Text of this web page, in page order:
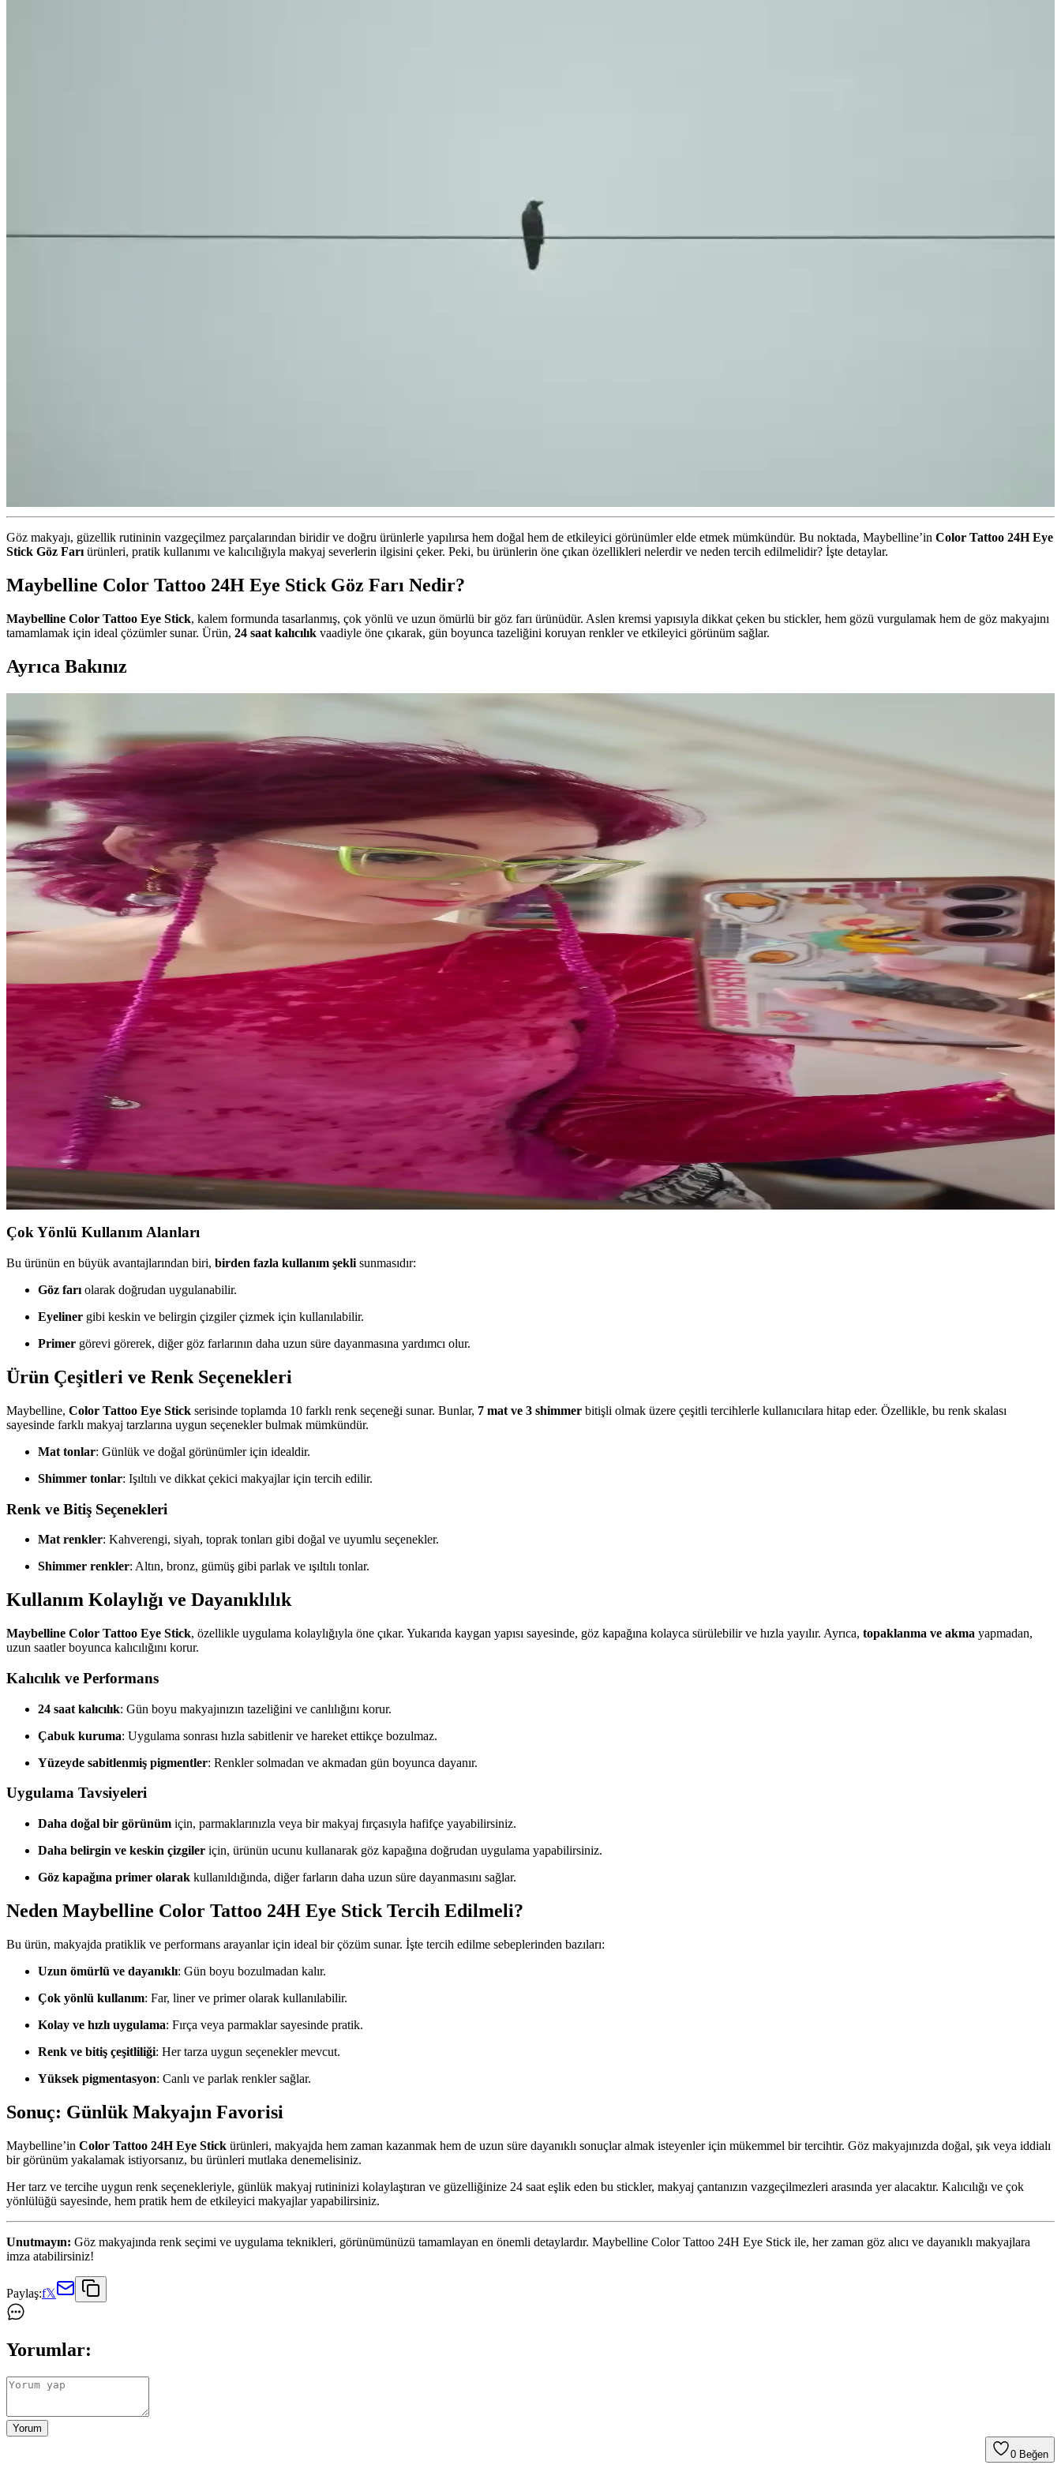
Göz makyajı, güzellik rutininin vazgeçilmez parçalarından biridir ve doğru ürünlerle yapılırsa hem doğal hem de etkileyici görünümler elde etmek mümkündür. Bu noktada, Maybelline’in Color Tattoo 24H Eye
Stick Göz Farıürünleri, pratik kullanımı ve kalıcılığıyla makyaj severlerin ilgisini çeker. Peki, bu ürünlerin öne çıkan özellikleri nelerdir ve neden tercih edilmelidir? İşte detaylar.
Maybelline Color Tattoo 24H Eye Stick Göz Farı Nedir?
Maybelline Color Tattoo Eye Stick, kalem formunda tasarlanmış, çok yönlü ve uzun ömürlü bir göz farı ürünüdür. Aslen kremsi yapısıyla dikkat çeken bu stickler, hem gözü vurgulamak hem de göz makyajını
tamamlamak için ideal çözümler sunar. Ürün, 24 saat kalıcılık vaadiyle öne çıkarak, gün boyunca tazeliğini koruyan renkler ve etkileyici görünüm sağlar.
Ayrıca Bakınız
Yaşlı Ciltlerde Makyajın Kırışıklıklara Yerleşmesini Önleme Yöntemleri ve Ürün Seçimi
Yaşlanma ile makyajın kırışıklıklara dolması kuru ciltlerde daha belirgindir. Doğru nemlendirme, uygun ürün seçimi ve minimal uygulama teknikleriyle bu sorun azaltılabilir.
Kuru Ciltlerde Makyaj Problemleri ve Çözüm Yöntemleri: hEDS ve Cilt Bariyeri
Kuru cilt ve hEDS gibi durumlarda makyajın topaklanması ve çizgilenmesi sorunları, doğru ürün seçimi ve cilt bakım teknikleriyle önlenebilir. Nemlendirme ve uygun uygulama önemlidir.
Güncel Eyeliner Trendleri ve Popüler Ürünlerin Göz Makyajındaki Rolü
Eyeliner trendleri, yoğun çizgilerden uzaklaşıp doğal ve yumuşak görünüme yöneliyor. Jel ve kalem eyelinerlar, kahverengi tonlar ve göz farı uygulamaları ön planda. Popüler markalar ve teknikler makyajda fark
yaratıyor.
PCOS Kaynaklı Çene Tüyleri ve Cilt Sorunları: Tedavi ve Bakım Yöntemleri
Polikistik Over Sendromu (PCOS) nedeniyle çene bölgesinde oluşan kalın tüyler, batık kıllar ve cilt lekeleri için elektroloji, lazer epilasyon ve uygun cilt bakımı yöntemleri detaylı şekilde ele alınmaktadır.
Gothik Makyajda Siyah ve Koyu Kırmızı Dışında Ruj Kullanımı: Killstar Coven Psychic Poem Örneği
Gothik makyajda klasik siyah ve koyu kırmızı rujların dışında Killstar Coven'in Psychic Poem soğuk pembe tonu, göz makyajını ön plana çıkaran alternatif bir stil sunuyor.
Soğuk Alt Tonlu Açık Tenliler İçin Günlük Dudak Renkleri ve Uygun Ürün Önerileri
Soğuk alt tonlu açık tenliler için pembe, mauve ve nude tonlarında doğal dudak renkleri ve uygun ürünler detaylıca inceleniyor. Günlük kullanımda tercih edilen lip balmlar, rujlar ve glosslar ele alınıyor.
Dijital Kameralarla Işıltılı Makyajın Fotoğraflarda Canlı ve Parlak Görünmesi
Dijital kameralar, metalik ve ışıltılı makyaj ürünlerinin yansımalarını yüksek çözünürlükte yakalayarak makyajın fotoğraflarda canlı ve parlak görünmesini sağlar. Doğru ürün seçimi ve ışıklandırma önemlidir.
Mat Ruj Kullanarak Kaşlarda Canlı Renk ve Yaratıcı Şekillendirme Teknikleri
Mat rujlar, kaşlarda canlı renkler ve doğal görünüm sağlar. Pudra ile sabitleme, kalıcılığı artırır. Kuyruk kısmı şekillendirme gibi yaratıcı tekniklerle kişisel ifade güçlenir.
Çok Yönlü Kullanım Alanları
Bu ürünün en büyük avantajlarından biri, birden fazla kullanım şekli sunmasıdır:
Göz farı olarak doğrudan uygulanabilir.
Eyeliner gibi keskin ve belirgin çizgiler çizmek için kullanılabilir.
Primer görevi görerek, diğer göz farlarının daha uzun süre dayanmasına yardımcı olur.
Ürün Çeşitleri ve Renk Seçenekleri
Maybelline, Color Tattoo Eye Stick serisinde toplamda 10 farklı renk seçeneği sunar. Bunlar, 7 mat ve 3 shimmer bitişli olmak üzere çeşitli tercihlerle kullanıcılara hitap eder. Özellikle, bu renk skalası
sayesinde farklı makyaj tarzlarına uygun seçenekler bulmak mümkündür.
Mat tonlar: Günlük ve doğal görünümler için idealdir.
Shimmer tonlar: Işıltılı ve dikkat çekici makyajlar için tercih edilir.
Renk ve Bitiş Seçenekleri
Mat renkler: Kahverengi, siyah, toprak tonları gibi doğal ve uyumlu seçenekler.
Shimmer renkler: Altın, bronz, gümüş gibi parlak ve ışıltılı tonlar.
Kullanım Kolaylığı ve Dayanıklılık
Maybelline Color Tattoo Eye Stick, özellikle uygulama kolaylığıyla öne çıkar. Yukarıda kaygan yapısı sayesinde, göz kapağına kolayca sürülebilir ve hızla yayılır. Ayrıca, topaklanma ve akma yapmadan,
uzun saatler boyunca kalıcılığını korur.
Kalıcılık ve Performans
24 saat kalıcılık: Gün boyu makyajınızın tazeliğini ve canlılığını korur.
Çabuk kuruma: Uygulama sonrası hızla sabitlenir ve hareket ettikçe bozulmaz.
Yüzeyde sabitlenmiş pigmentler: Renkler solmadan ve akmadan gün boyunca dayanır.
Uygulama Tavsiyeleri
Daha doğal bir görünüm için, parmaklarınızla veya bir makyaj fırçasıyla hafifçe yayabilirsiniz.
Daha belirgin ve keskin çizgiler için, ürünün ucunu kullanarak göz kapağına doğrudan uygulama yapabilirsiniz.
Göz kapağına primer olarak kullanıldığında, diğer farların daha uzun süre dayanmasını sağlar.
Neden Maybelline Color Tattoo 24H Eye Stick Tercih Edilmeli?
Bu ürün, makyajda pratiklik ve performans arayanlar için ideal bir çözüm sunar. İşte tercih edilme sebeplerinden bazıları:
Uzun ömürlü ve dayanıklı: Gün boyu bozulmadan kalır.
Çok yönlü kullanım: Far, liner ve primer olarak kullanılabilir.
Kolay ve hızlı uygulama: Fırça veya parmaklar sayesinde pratik.
Renk ve bitiş çeşitliliği: Her tarza uygun seçenekler mevcut.
Yüksek pigmentasyon: Canlı ve parlak renkler sağlar.
Sonuç: Günlük Makyajın Favorisi
Maybelline’in Color Tattoo 24H Eye Stick ürünleri, makyajda hem zaman kazanmak hem de uzun süre dayanıklı sonuçlar almak isteyenler için mükemmel bir tercihtir. Göz makyajınızda doğal, şık veya iddialı
bir görünüm yakalamak istiyorsanız, bu ürünleri mutlaka denemelisiniz.
Her tarz ve tercihe uygun renk seçenekleriyle, günlük makyaj rutininizi kolaylaştıran ve güzelliğinize 24 saat eşlik eden bu stickler, makyaj çantanızın vazgeçilmezleri arasında yer alacaktır. Kalıcılığı ve çok
yönlülüğü sayesinde, hem pratik hem de etkileyici makyajlar yapabilirsiniz.
Unutmayın: Göz makyajında renk seçimi ve uygulama teknikleri, görünümünüzü tamamlayan en önemli detaylardır. Maybelline Color Tattoo 24H Eye Stick ile, her zaman göz alıcı ve dayanıklı makyajlara
imza atabilirsiniz!
Paylaş:f𝕏
Yorumlar:
Yorum
0 Beğen